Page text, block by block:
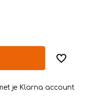
je Klarna account